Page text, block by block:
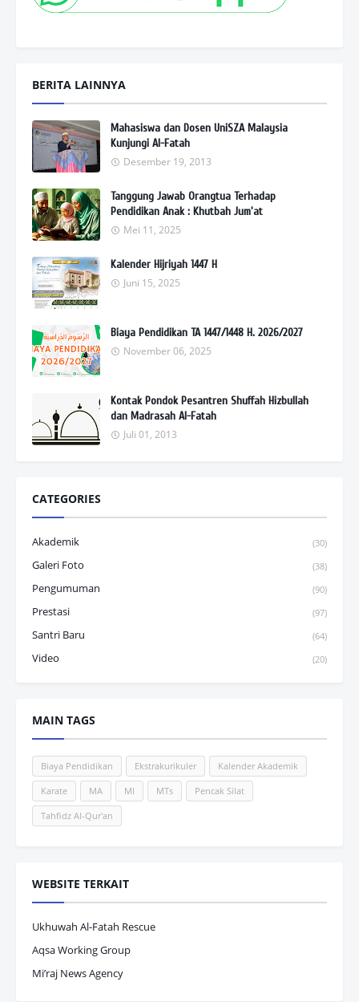
BERITA LAINNYA
Mahasiswa dan Dosen UniSZA Malaysia
Kunjungi Al-Fatah
Desember 19, 2013
Tanggung Jawab Orangtua Terhadap
Pendidikan Anak : Khutbah Jum'at
Mei 11, 2025
Kalender Hijriyah 1447 H
Juni 15, 2025
Biaya Pendidikan TA 1447/1448 H. 2026/2027
November 06, 2025
Kontak Pondok Pesantren Shuffah Hizbullah
dan Madrasah Al-Fatah
Juli 01, 2013
CATEGORIES
Akademik (30)
Galeri Foto (38)
Pengumuman (90)
Prestasi (97)
Santri Baru (64)
Video (20)
MAIN TAGS
Biaya Pendidikan Ekstrakurikuler Kalender Akademik
Karate MA MI MTs Pencak Silat
Tahfidz Al-Qur'an
WEBSITE TERKAIT
Ukhuwah Al-Fatah Rescue
Aqsa Working Group
Mi’raj News Agency